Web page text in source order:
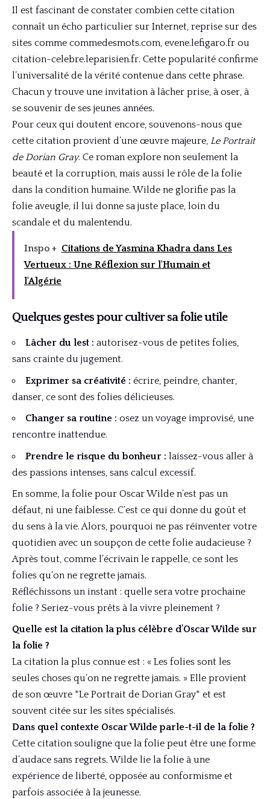
Il est fascinant de constater combien cette citation
connaît un écho particulier sur Internet, reprise sur des
sites comme commedesmots.com, evene.lefigaro.fr ou
citation-celebre.leparisien.fr. Cette popularité confirme
l’universalité de la vérité contenue dans cette phrase.
Chacun y trouve une invitation à lâcher prise, à oser, à
se souvenir de ses jeunes années.
Pour ceux qui doutent encore, souvenons-nous que
cette citation provient d’une œuvre majeure, Le Portrait
de Dorian Gray. Ce roman explore non seulement la
beauté et la corruption, mais aussi le rôle de la folie
dans la condition humaine. Wilde ne glorifie pas la
folie aveugle, il lui donne sa juste place, loin du
scandale et du malentendu.
Inspo + Citations de Yasmina Khadra dans Les
Vertueux : Une Réflexion sur l'Humain et
l'Algérie
Quelques gestes pour cultiver sa folie utile
Lâcher du lest : autorisez-vous de petites folies,
sans crainte du jugement.
Exprimer sa créativité : écrire, peindre, chanter,
danser, ce sont des folies délicieuses.
Changer sa routine : osez un voyage improvisé, une
rencontre inattendue.
Prendre le risque du bonheur : laissez-vous aller à
des passions intenses, sans calcul excessif.
En somme, la folie pour Oscar Wilde n’est pas un
défaut, ni une faiblesse. C’est ce qui donne du goût et
du sens à la vie. Alors, pourquoi ne pas réinventer votre
quotidien avec un soupçon de cette folie audacieuse ?
Après tout, comme l’écrivain le rappelle, ce sont les
folies qu’on ne regrette jamais.
Réfléchissons un instant : quelle sera votre prochaine
folie ? Seriez-vous prêts à la vivre pleinement ?
Quelle est la citation la plus célèbre d’Oscar Wilde sur
la folie ?
La citation la plus connue est : « Les folies sont les
seules choses qu’on ne regrette jamais. » Elle provient
de son œuvre *Le Portrait de Dorian Gray* et est
souvent citée sur les sites spécialisés.
Dans quel contexte Oscar Wilde parle-t-il de la folie ?
Cette citation souligne que la folie peut être une forme
d’audace sans regrets. Wilde lie la folie à une
expérience de liberté, opposée au conformisme et
parfois associée à la jeunesse.